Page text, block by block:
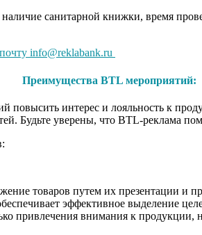
санитарной книжки, время
info@reklabank.ru
Преимущества BTL мероприятий:
интерес и лояльность к
Будьте уверены, что BTL-реклама
товаров путем их презентации и
эффективное выделение
привлечения внимания к